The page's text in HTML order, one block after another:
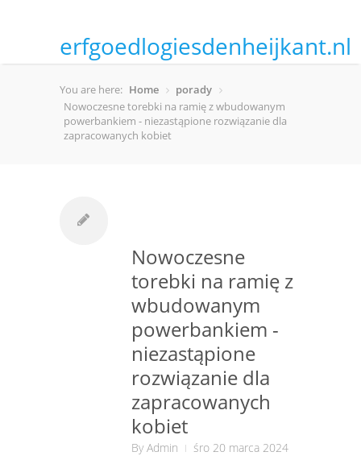
erfgoedlogiesdenheijkant.nl
You are here: Home
porady
Nowoczesne torebki na ramię z wbudowanym
powerbankiem - niezastąpione rozwiązanie dla
zapracowanych kobiet
Nowoczesne
torebki na ramię z
wbudowanym
powerbankiem -
niezastąpione
rozwiązanie dla
zapracowanych
kobiet
ByAdmin śro 20 marca 2024